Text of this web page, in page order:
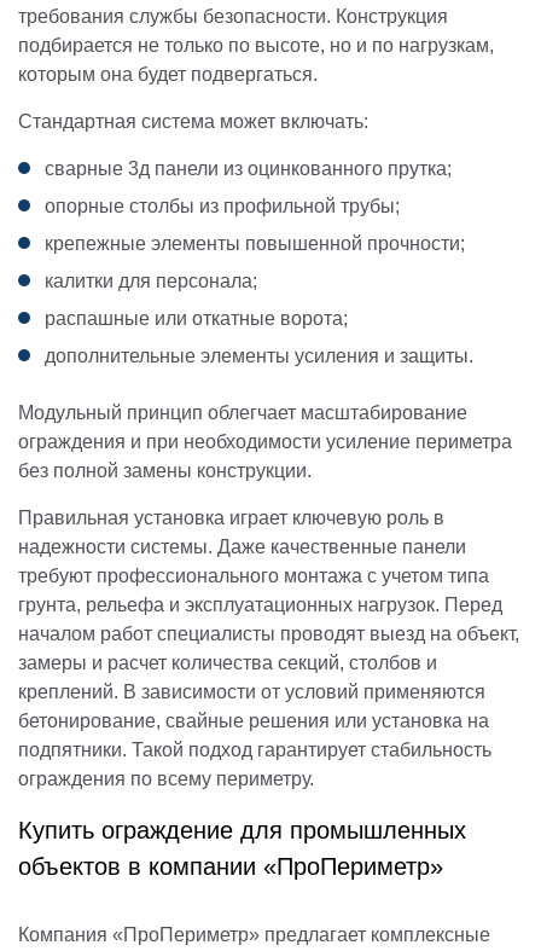
требования службы безопасности. Конструкция
подбирается не только по высоте, но и по нагрузкам,
которым она будет подвергаться.
Стандартная система может включать:
сварные 3д панели из оцинкованного прутка;
опорные столбы из профильной трубы;
крепежные элементы повышенной прочности;
калитки для персонала;
распашные или откатные ворота;
дополнительные элементы усиления и защиты.
Модульный принцип облегчает масштабирование
ограждения и при необходимости усиление периметра
без полной замены конструкции.
Правильная установка играет ключевую роль в
надежности системы. Даже качественные панели
требуют профессионального монтажа с учетом типа
грунта, рельефа и эксплуатационных нагрузок. Перед
началом работ специалисты проводят выезд на объект,
замеры и расчет количества секций, столбов и
креплений. В зависимости от условий применяются
бетонирование, свайные решения или установка на
подпятники. Такой подход гарантирует стабильность
ограждения по всему периметру.
Купить ограждение для промышленных
объектов в компании «ПроПериметр»
Компания «ПроПериметр» предлагает комплексные